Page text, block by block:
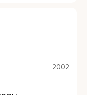
2002